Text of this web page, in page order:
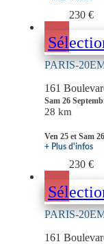
230 €
PARIS-
161
Sam 26
28 km
Ven 25 et Sam
+ Plus d'infos
230 €
PARIS-
161